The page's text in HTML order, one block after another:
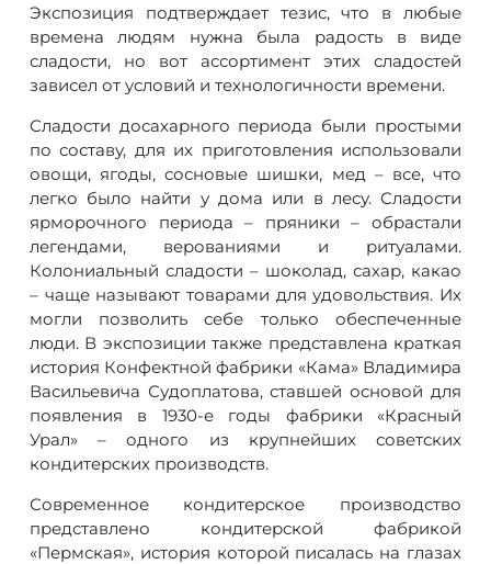
Экспозиция подтверждает тезис, что в любые
времена людям нужна была радость в виде
сладости, но вот ассортимент этих сладостей
зависел от условий и технологичности времени.
Сладости досахарного периода были простыми
по составу, для их приготовления использовали
овощи, ягоды, сосновые шишки, мед – все, что
легко было найти у дома или в лесу. Сладости
ярморочного периода – пряники – обрастали
легендами, верованиями и ритуалами.
Колониальный сладости – шоколад, сахар, какао
– чаще называют товарами для удовольствия. Их
могли позволить себе только обеспеченные
люди. В экспозиции также представлена краткая
история Конфектной фабрики «Кама» Владимира
Васильевича Судоплатова, ставшей основой для
появления в 1930-е годы фабрики «Красный
Урал» – одного из крупнейших советских
кондитерских производств.
Современное кондитерское производство
представлено кондитерской фабрикой
«Пермская», история которой писалась на глазах